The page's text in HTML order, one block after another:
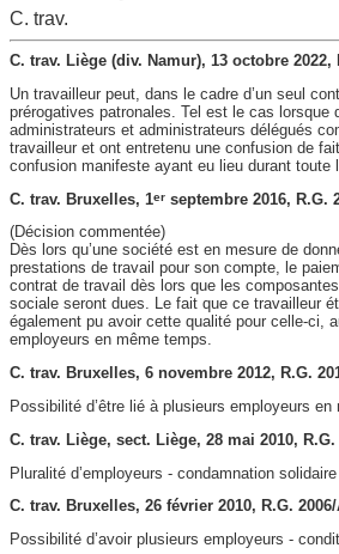
C. trav.
C. trav. Liège (div. Namur), 13 octobre 2022,
Un travailleur peut, dans le cadre d’un seul
prérogatives patronales. Tel est le cas
administrateurs et administrateurs délégués
travailleur et ont entretenu une confusion de
confusion manifeste ayant eu lieu durant toute
C. trav. Bruxelles, 1erseptembre 2016, R.G.
(Décision commentée)
Dès lors qu’une société est en mesure de
prestations de travail pour son compte, le
contrat de travail dès lors que les
sociale seront dues. Le fait que ce travailleur
également pu avoir cette qualité pour celle-ci,
employeurs en même temps.
C. trav. Bruxelles, 6 novembre 2012, R.G.
Possibilité d’être lié à plusieurs employeurs
C. trav. Liège, sect. Liège, 28 mai 2010, R.G.
Pluralité d’employeurs - condamnation solidaire
C. trav. Bruxelles, 26 février 2010, R.G. 2006/
Possibilité d’avoir plusieurs employeurs -